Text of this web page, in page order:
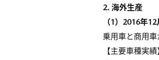
2. 海外生産
（1）2016年12
乗用車と商用
【主要車種実績